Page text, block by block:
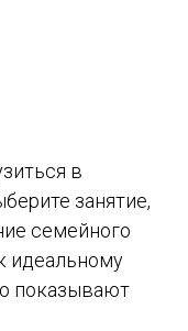
в
занятие,
семейного
идеальному
показывают